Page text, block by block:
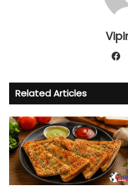
Related Articles